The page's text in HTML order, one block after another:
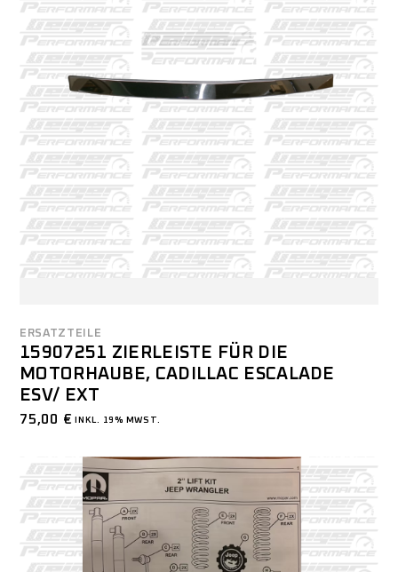
ERSATZTEILE
15907251 ZIERLEISTE FÜR DIE
MOTORHAUBE, CADILLAC ESCALADE
ESV/ EXT
75,00 € INKL. 19% MWST.